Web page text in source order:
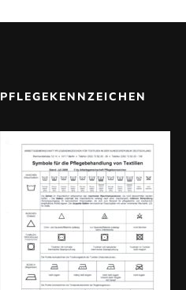
PFLEGEKENNZEICHEN